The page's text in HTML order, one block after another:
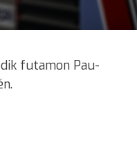
futamon Pau-